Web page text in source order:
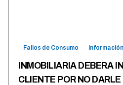
Fallos de Consumo
INMOBILIARIA DEBERA
CLIENTE POR NO